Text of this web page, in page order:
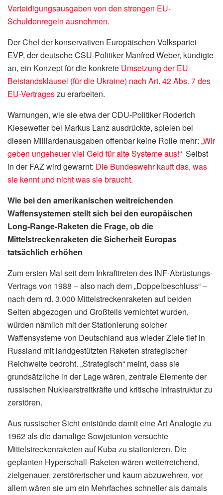
Verteidigungsausgaben von den strengen EU-
Schuldenregeln ausnehmen.
Der Chef der konservativen Europäischen Volkspartei
EVP, der deutsche CSU-Politiker Manfred Weber, kündigte
an, ein Konzept für die konkrete Umsetzung der EU-
Beistandsklausel (für die Ukraine) nach Art. 42 Abs. 7 des
EU-Vertrageszu erarbeiten.
Warnungen, wie sie etwa der CDU-Politiker Roderich
Kiesewetter bei Markus Lanz ausdrückte, spielen bei
diesen Milliardenausgaben offenbar keine Rolle mehr: „Wir
geben ungeheuer viel Geld für alte Systeme aus!“ Selbst
in der FAZ wird gewarnt: Die Bundeswehr kauft das, was
sie kennt und nicht was sie braucht.
Wie bei den amerikanischen weitreichenden
Waffensystemen stellt sich bei den europäischen
Long-Range-Raketen die Frage, ob die
Mittelstreckenraketen die Sicherheit Europas
tatsächlich erhöhen
Zum ersten Mal seit dem Inkrafttreten des INF-Abrüstungs-
Vertrags von 1988 – also nach dem „Doppelbeschluss“ –
nach dem rd. 3.000 Mittelstreckenraketen auf beiden
Seiten abgezogen und Großteils vernichtet wurden,
würden nämlich mit der Stationierung solcher
Waffensysteme von Deutschland aus wieder Ziele tief in
Russland mit landgestützten Raketen strategischer
Reichweite bedroht. „Strategisch“ meint, dass sie
grundsätzliche in der Lage wären, zentrale Elemente der
russischen Nuklearstreitkräfte und kritische Infrastruktur zu
zerstören.
Aus russischer Sicht entstünde damit eine Art Analogie zu
1962 als die damalige Sowjetunion versuchte
Mittelstreckenraketen auf Kuba zu stationieren. Die
geplanten Hyperschall-Raketen wären weiterreichend,
zielgenauer, zerstörerischer und kaum abzuwehren, vor
allem wären sie um ein Mehrfaches schneller als damals